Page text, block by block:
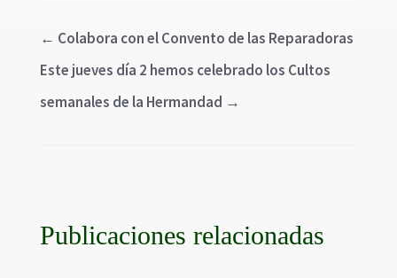
← Colabora con el Convento de las Reparadoras
Este jueves día 2 hemos celebrado los Cultos
semanales de la Hermandad →
Publicaciones relacionadas